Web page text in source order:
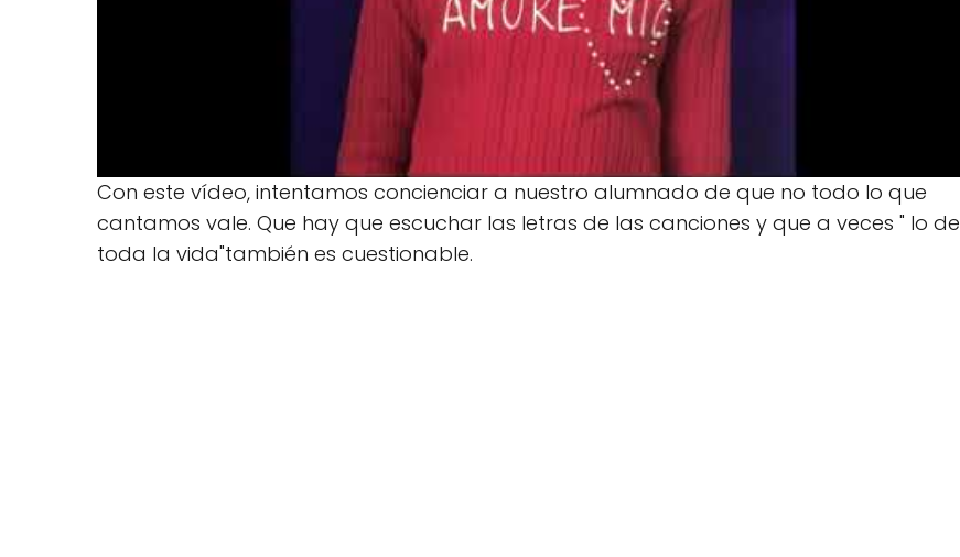
Con este vídeo, intentamos concienciar a nuestro alumnado de que no todo lo que
cantamos vale. Que hay que escuchar las letras de las canciones y que a veces " lo de
toda la vida"también es cuestionable.